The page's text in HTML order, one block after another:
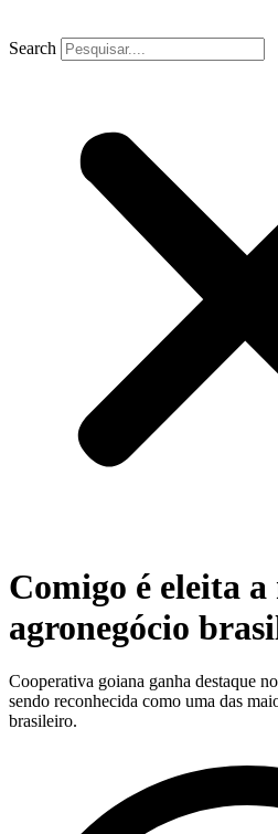
Search
Comigo é eleita
agronegócio
Cooperativa goiana ganha destaque
sendo reconhecida como uma das
brasileiro.